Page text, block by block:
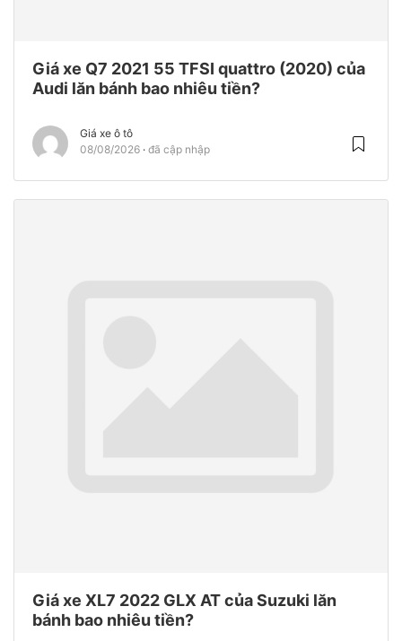
Giá xe Q7 2021 55 TFSI quattro (2020) của
Audi lăn bánh bao nhiêu tiền?
Giá xe ô tô
08/08/2026 đã cập nhập
Giá xe XL7 2022 GLX AT của Suzuki lăn
bánh bao nhiêu tiền?